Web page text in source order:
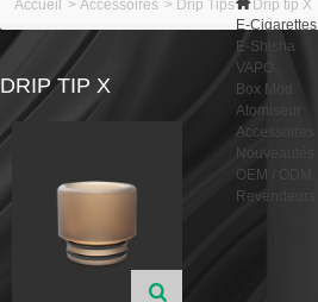
E-Cigarettes
E-Shisha
VAPO
Box Mod
Atomiseur
Accessoires
Nouveautés
OEM / ODM
Revendeurs
Accueil > Accessoires > Drip Tips > Drip tip X
DRIP TIP X